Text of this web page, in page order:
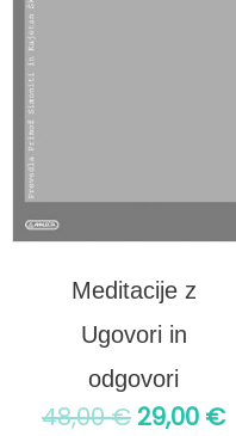
Meditacije z
Ugovori in
odgovori
48,00€ 29,00 €